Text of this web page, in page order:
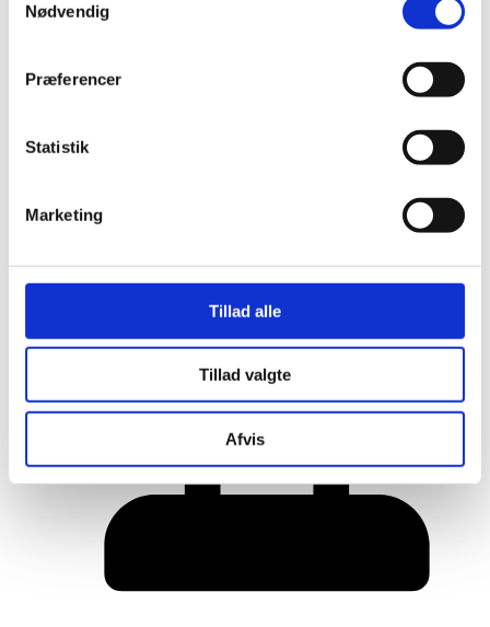
Nødvendig
Præferencer
Statistik
Marketing
Tillad alle
Tillad valgte
Afvis
Her er alle vinderne fra årets Danish
Rainbow Awards